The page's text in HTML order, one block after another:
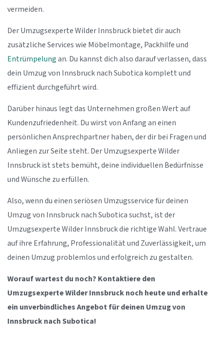
vermeiden.
Der Umzugsexperte Wilder Innsbruck bietet dir auch
zusätzliche Services wie Möbelmontage, Packhilfe und
Entrümpelungan. Du kannst dich also darauf verlassen, dass
dein Umzug von Innsbruck nach Subotica komplett und
effizient durchgeführt wird.
Darüber hinaus legt das Unternehmen großen Wert auf
Kundenzufriedenheit. Du wirst von Anfang an einen
persönlichen Ansprechpartner haben, der dir bei Fragen und
Anliegen zur Seite steht. Der Umzugsexperte Wilder
Innsbruck ist stets bemüht, deine individuellen Bedürfnisse
und Wünsche zu erfüllen.
Also, wenn du einen seriösen Umzugsservice für deinen
Umzug von Innsbruck nach Subotica suchst, ist der
Umzugsexperte Wilder Innsbruck die richtige Wahl. Vertraue
auf ihre Erfahrung, Professionalität und Zuverlässigkeit, um
deinen Umzug problemlos und erfolgreich zu gestalten.
Worauf wartest du noch? Kontaktiere den
Umzugsexperte Wilder Innsbruck noch heute und erhalte
ein unverbindliches Angebot für deinen Umzug von
Innsbruck nach Subotica!